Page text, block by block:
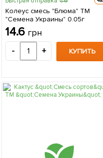
Колеус смесь "Блюма" ТМ
"Семена Украины" 0.05г
14.6 грн
- + КУПИТЬ